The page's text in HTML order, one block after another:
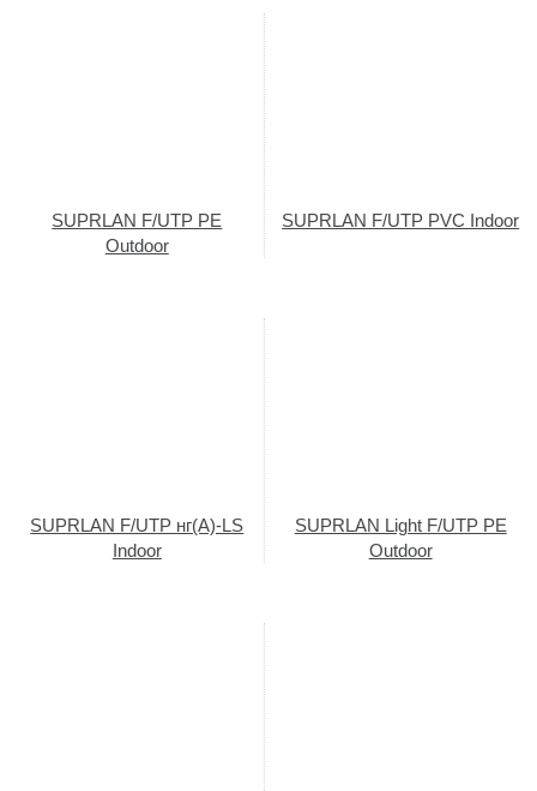
SUPRLAN F/UTP PE
Outdoor
SUPRLAN F/UTP PVC Indoor
SUPRLAN F/UTP нг(А)-LS
Indoor
SUPRLAN Light F/UTP PE
Outdoor